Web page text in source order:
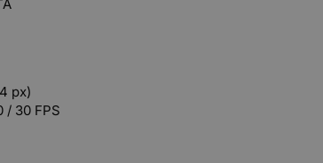
px)
/ 30 FPS